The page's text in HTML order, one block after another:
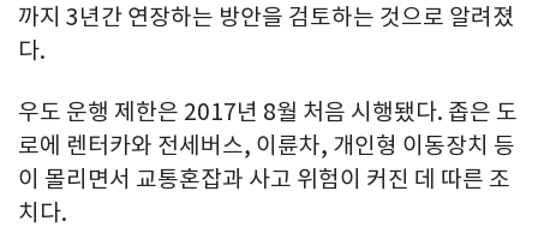
까지 3년간 연장하는 방안을 검토하는 것으로 알려졌
다.
우도 운행 제한은 2017년 8월 처음 시행됐다. 좁은 도
로에 렌터카와 전세버스, 이륜차, 개인형 이동장치 등
이 몰리면서 교통혼잡과 사고 위험이 커진 데 따른 조
치다.